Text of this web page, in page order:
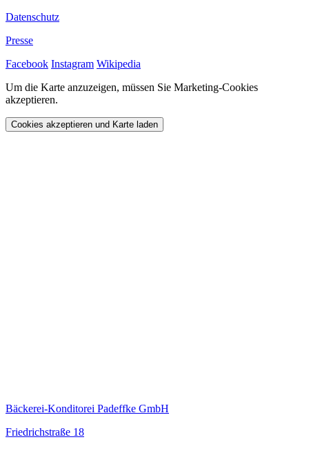
Datenschutz
Presse
Facebook Instagram Wikipedia
Um die Karte anzuzeigen, müssen Sie Marketing-Cookies
akzeptieren.
Cookies akzeptieren und Karte laden
Bäckerei-Konditorei Padeffke GmbH
Friedrichstraße 18